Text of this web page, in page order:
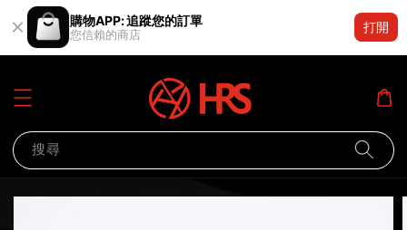
購物APP: 追蹤您的訂單
您信賴的商店
打開
搜尋